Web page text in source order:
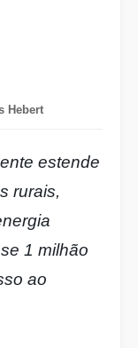
Hebert
estende
rurais,
1 milhão
ao